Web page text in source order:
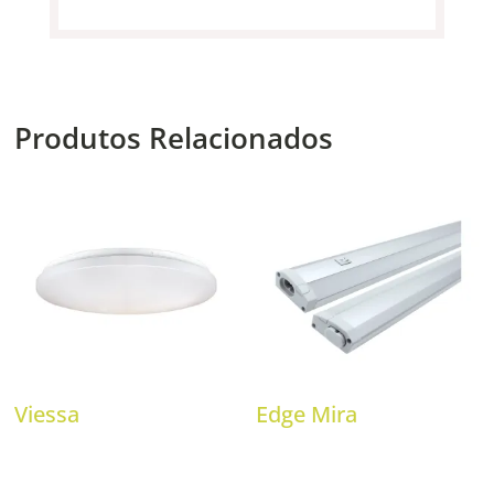
Produtos Relacionados
Viessa Edge Mira